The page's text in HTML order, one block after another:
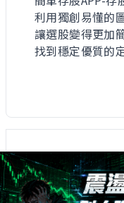
利用獨創易懂的
讓選股變得更加
找到穩定優質的